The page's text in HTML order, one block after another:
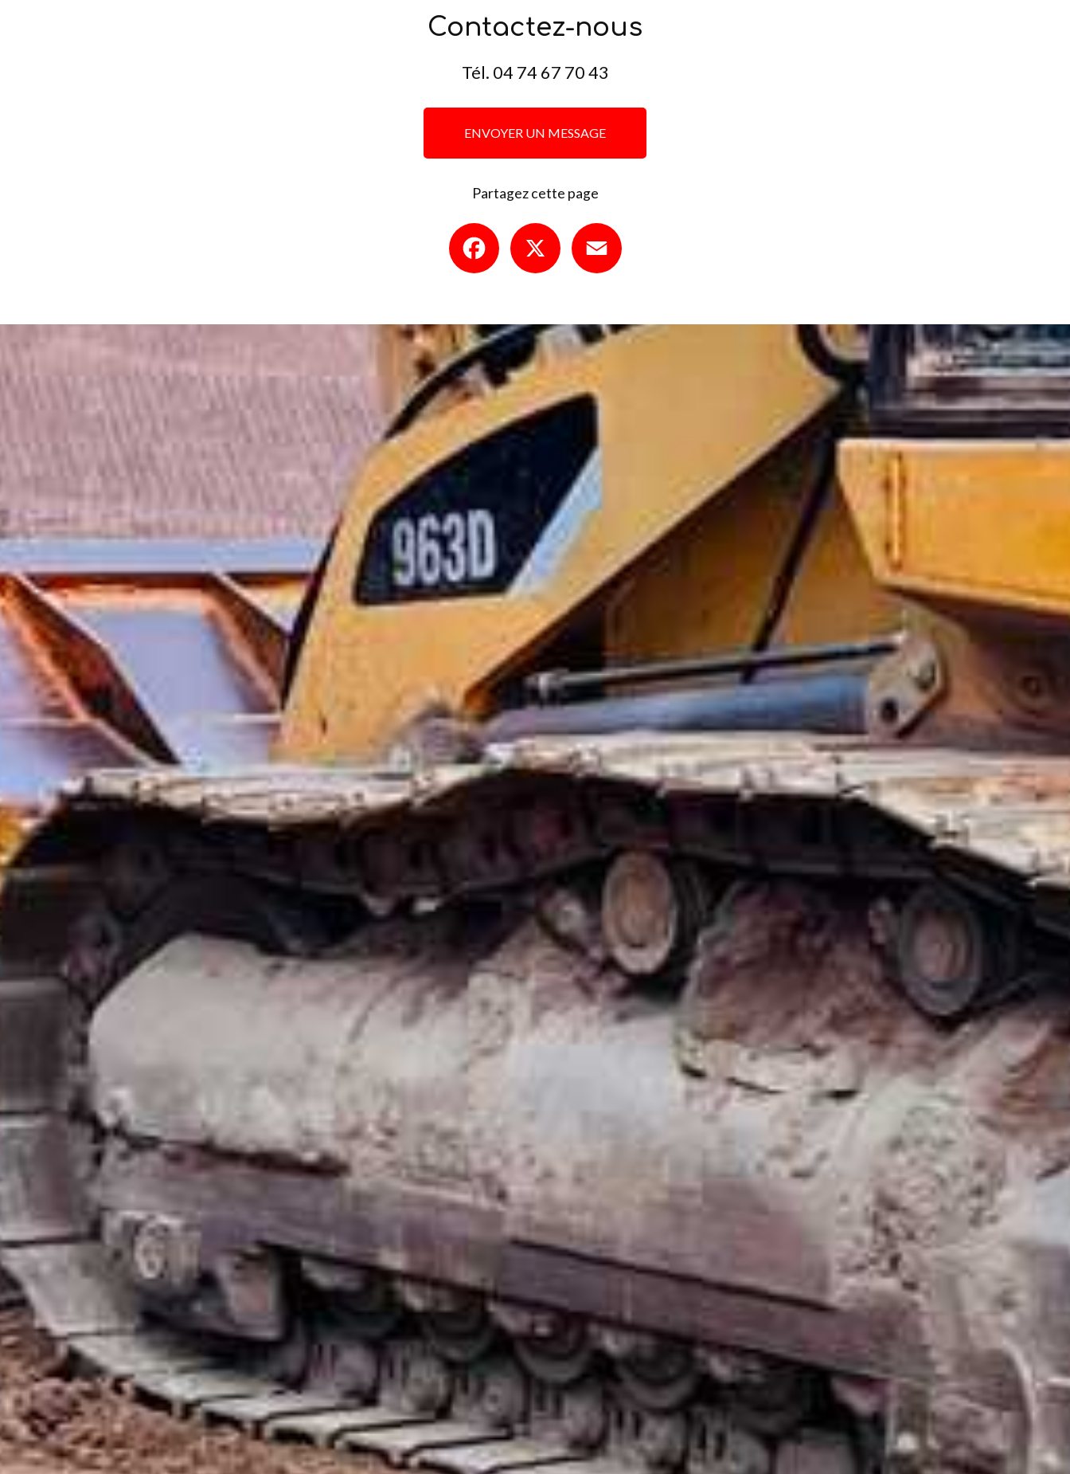
Contactez-nous
Tél. 04 74 67 70 43
ENVOYER UN MESSAGE
Partagez cette page
Facebook